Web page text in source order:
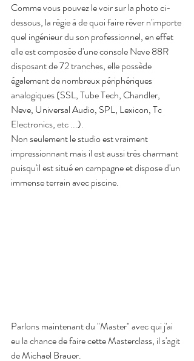
Comme vous pouvez le voir sur la photo ci-
dessous, la régie à de quoi faire rêver n'importe
quel ingénieur du son professionnel, en effet
elle est composée d'une console Neve 88R
disposant de 72 tranches, elle possède
également de nombreux périphériques
analogiques (SSL, Tube Tech, Chandler,
Neve, Universal Audio, SPL, Lexicon, Tc
Electronics, etc ...).
Non seulement le studio est vraiment
impressionnant mais il est aussi très charmant
puisqu'il est situé en campagne et dispose d'un
immense terrain avec piscine.
Parlons maintenant du "Master" avec qui j'ai
eu la chance de faire cette Masterclass, il s'agit
de Michael Brauer.